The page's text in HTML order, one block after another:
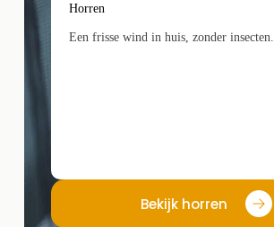
Horren
Een frisse wind in huis, zonder insecten.
Bekijk horren